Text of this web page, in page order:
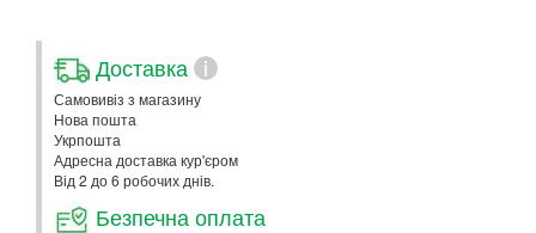
Доставка i
Самовивіз з магазину
Нова пошта
Укрпошта
Адресна доставка кур'єром
Від 2 до 6 робочих днів.
Безпечна оплата